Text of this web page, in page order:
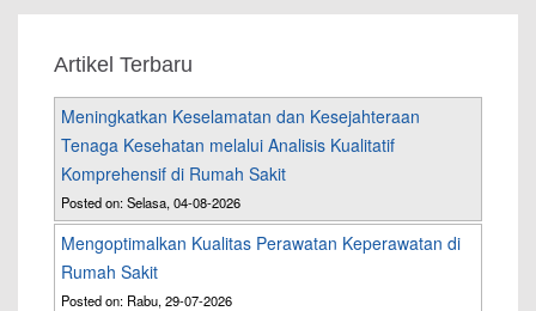
Artikel Terbaru
Meningkatkan Keselamatan dan Kesejahteraan
Tenaga Kesehatan melalui Analisis Kualitatif
Komprehensif di Rumah Sakit
Posted on: Selasa, 04-08-2026
Mengoptimalkan Kualitas Perawatan Keperawatan di
Rumah Sakit
Posted on: Rabu, 29-07-2026